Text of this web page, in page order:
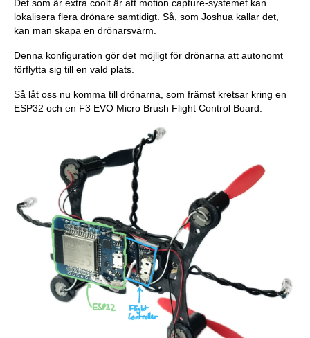
Det som är extra coolt är att motion capture-systemet kan
lokalisera flera drönare samtidigt. Så, som Joshua kallar det,
kan man skapa en drönarsvärm.
Denna konfiguration gör det möjligt för drönarna att autonomt
förflytta sig till en vald plats.
Så låt oss nu komma till drönarna, som främst kretsar kring en
ESP32 och en F3 EVO Micro Brush Flight Control Board.